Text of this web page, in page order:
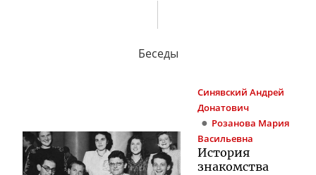
Беседы
Синявский Андрей
Донатович
Розанова Мария
Васильевна
История
знакомства